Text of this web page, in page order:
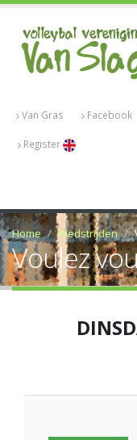
Van Gras Facebook
Register
Home Wedstrijden
Voulez